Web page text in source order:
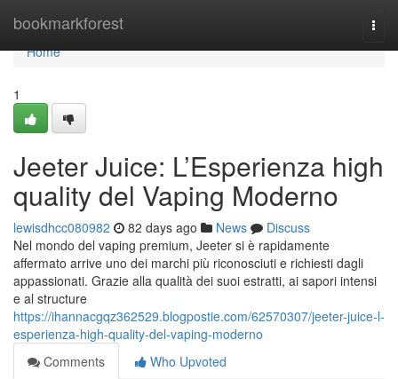
bookmarkforest
Home
Home
1
Jeeter Juice: L’Esperienza high
quality del Vaping Moderno
lewisdhcc080982 82 days ago News
Discuss
Nel mondo del vaping premium, Jeeter si è rapidamente
affermato arrive uno dei marchi più riconosciuti e richiesti dagli
appassionati. Grazie alla qualità dei suoi estratti, ai sapori intensi
e al structure
https://ihannacgqz362529.blogpostie.com/62570307/jeeter-juice-l-
esperienza-high-quality-del-vaping-moderno
Comments
Who Upvoted